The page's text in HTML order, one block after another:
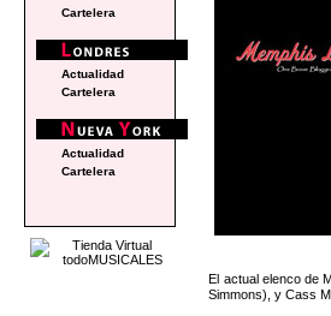
El actual elenco de
Simmons), y Cass
Cartelera
Actualidad
Cartelera
Actualidad
Cartelera